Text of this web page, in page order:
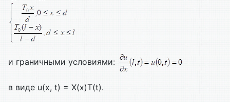
и граничными условиями:
в виде u(x, t) = X(x)T(t).